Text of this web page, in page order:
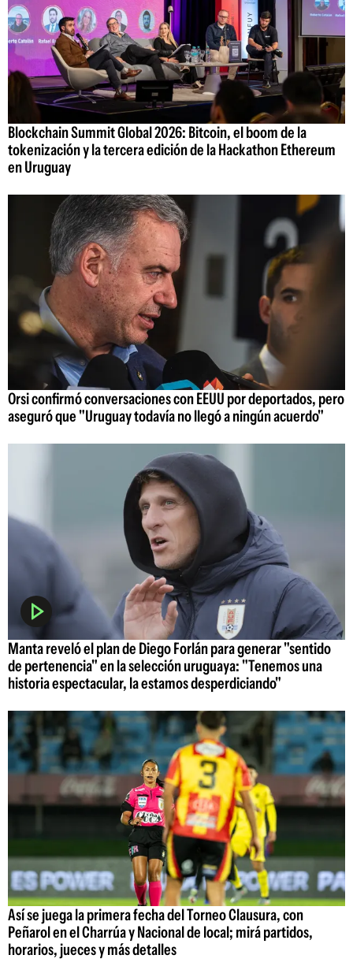
Blockchain Summit Global 2026: Bitcoin, el boom de la
tokenización y la tercera edición de la Hackathon Ethereum
en Uruguay
Orsi confirmó conversaciones con EEUU por deportados, pero
aseguró que "Uruguay todavía no llegó a ningún acuerdo"
Manta reveló el plan de Diego Forlán para generar "sentido
de pertenencia" en la selección uruguaya: "Tenemos una
historia espectacular, la estamos desperdiciando"
Así se juega la primera fecha del Torneo Clausura, con
Peñarol en el Charrúa y Nacional de local; mirá partidos,
horarios, jueces y más detalles